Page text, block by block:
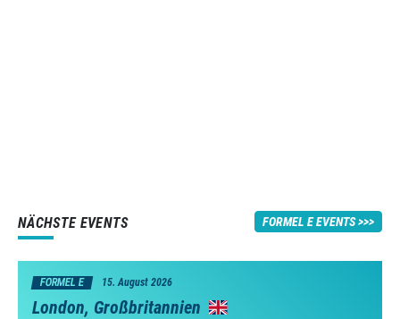
NÄCHSTE EVENTS FORMEL E EVENTS
FORMEL E 15. August 2026
London, Großbritannien